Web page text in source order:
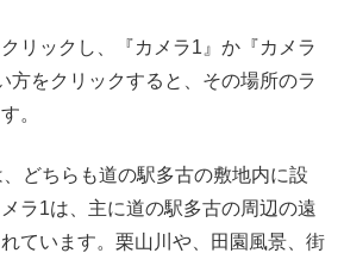
リックし、『カメラ1』か『カメラ
方をクリックすると、その場所のラ
。
どちらも道の駅多古の敷地内に設
ラ1は、主に道の駅多古の周辺の遠
ています。栗山川や、田園風景、街